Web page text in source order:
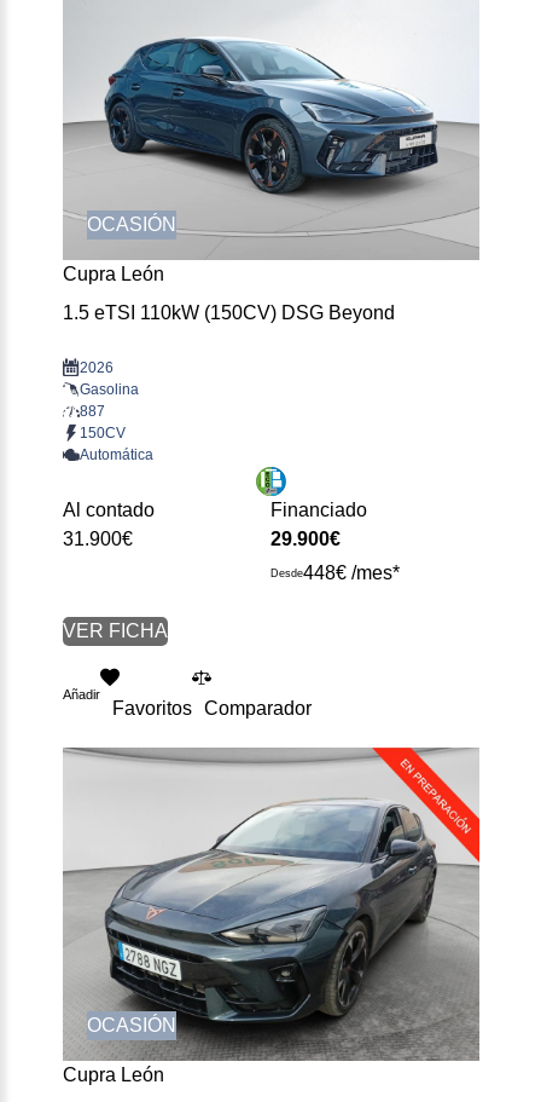
OCASIÓN
Cupra León
1.5 eTSI 110kW (150CV) DSG Beyond
2026
Gasolina
887
150CV
Automática
Al contado
31.900€
Financiado
29.900€
Desde448€ /mes*
VER FICHA
Añadir
Favoritos Comparador
OCASIÓN
Cupra León